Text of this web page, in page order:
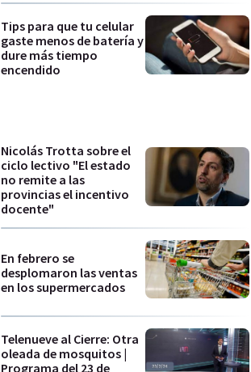
Tips para que tu celular
gaste menos de batería y
dure más tiempo
encendido
Nicolás Trotta sobre el
ciclo lectivo "El estado
no remite a las
provincias el incentivo
docente"
En febrero se
desplomaron las ventas
en los supermercados
Telenueve al Cierre: Otra
oleada de mosquitos |
Programa del 23 de